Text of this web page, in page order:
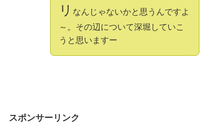
リ なんじゃないかと思うんですよ
～。その辺について深堀していこ
うと思いますー
スポンサーリンク